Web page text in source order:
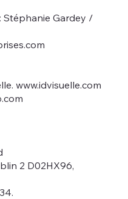
Stéphanie Gardey /
www.idvisuelle.com
2 D02HX96,